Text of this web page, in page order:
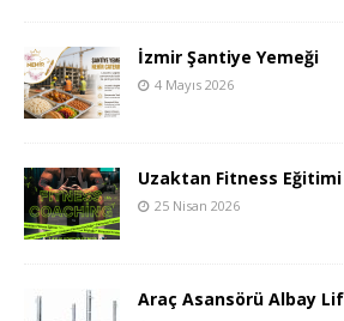
İzmir Şantiye Yemeği
4 Mayıs 2026
Uzaktan Fitness
25 Nisan 2026
Araç Asansörü Albay